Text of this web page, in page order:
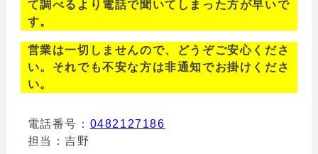
て調べるより電話で聞いてしまった方が早いで
す。
営業は一切しませんので、どうぞご安心くださ
い。それでも不安な方は非通知でお掛けくださ
い。
電話番号： 0482127186
担当：吉野